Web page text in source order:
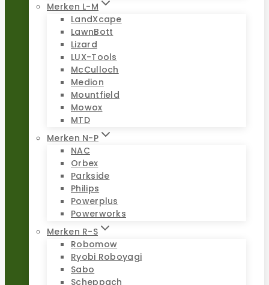
Merken L-M
LandXcape
LawnBott
Lizard
LUX-Tools
McCulloch
Medion
Mountfield
Mowox
MTD
Merken N-P
NAC
Orbex
Parkside
Philips
Powerplus
Powerworks
Merken R-S
Robomow
Ryobi Roboyagi
Sabo
Scheppach